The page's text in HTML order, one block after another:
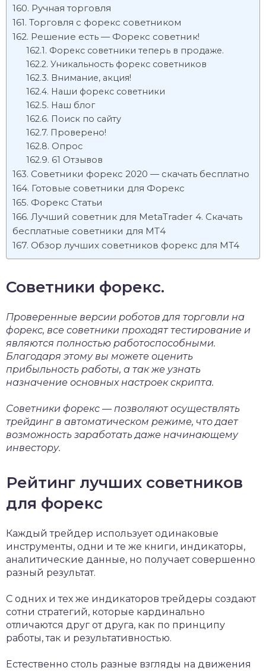
Ручная торговля
Торговля с форекс советником
Решение есть — Форекс советник!
Форекс советники теперь в продаже.
Уникальность форекс советников
Внимание, акция!
Наши форекс советники
Наш блог
Поиск по сайту
Проверено!
Опрос
61 Отзывов
Советники форекс 2020 — скачать бесплатно
Готовые советники для Форекс
Форекс Статьи
Лучший советник для MetaTrader 4. Скачать
бесплатные советники для МТ4
Обзор лучших советников форекс для MT4
Советники форекс.
Проверенные версии роботов для торговли на
форекс, все советники проходят тестирование и
являются полностью работоспособными.
Благодаря этому вы можете оценить
прибыльность работы, а так же узнать
назначение основных настроек скрипта.
Советники форекс — позволяют осуществлять
трейдинг в автоматическом режиме, что дает
возможность заработать даже начинающему
инвестору.
Рейтинг лучших советников
для форекс
Каждый трейдер использует одинаковые
инструменты, одни и те же книги, индикаторы,
аналитические данные, но получает совершенно
разный результат.
С одних и тех же индикаторов трейдеры создают
сотни стратегий, которые кардинально
отличаются друг от друга, как по принципу
работы, так и результативностью.
Естественно столь разные взгляды на движения